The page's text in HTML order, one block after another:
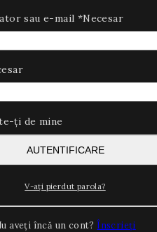
sau e-mail *Necesar
ți de mine
AUTENTIFICARE
V-ați pierdut parola?
aveți încă un cont? Înscrieți